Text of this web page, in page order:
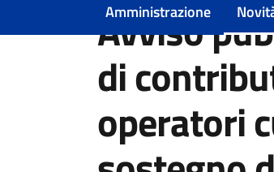
Amministrazione
Avviso
di
operatori